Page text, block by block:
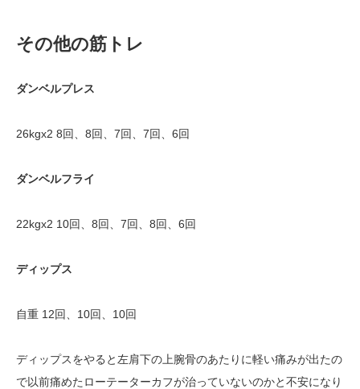
その他の筋トレ
ダンベルプレス
26kgx2 8回、8回、7回、7回、6回
ダンベルフライ
22kgx2 10回、8回、7回、8回、6回
ディップス
自重 12回、10回、10回
ディップスをやると左肩下の上腕骨のあたりに軽い痛みが出たの
で以前痛めたローテーターカフが治っていないのかと不安になり